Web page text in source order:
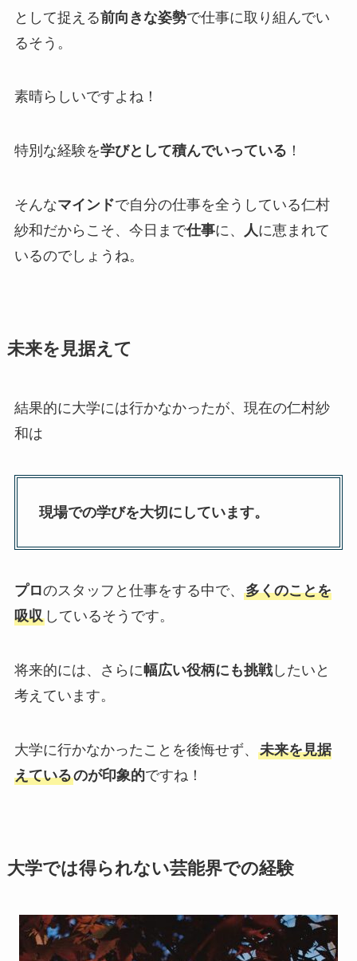
として捉える前向きな姿勢で仕事に取り組んでい
るそう。
素晴らしいですよね！
特別な経験を学びとして積んでいっている ！
そんなマインドで自分の仕事を全うしている仁村
紗和だからこそ、今日まで仕事に、 人に恵まれて
いるのでしょうね。
未来を見据えて
結果的に大学には行かなかったが、現在の仁村紗
和は
現場での学びを大切にしています。
プロのスタッフと仕事をする中で、 多くのことを
吸収しているそうです。
将来的には、さらに幅広い役柄にも挑戦したいと
考えています。
大学に行かなかったことを後悔せず、 未来を見据
えているのが印象的ですね！
大学では得られない芸能界での経験